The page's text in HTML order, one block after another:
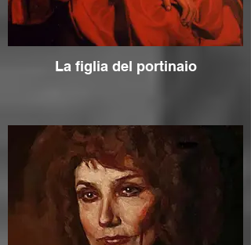
La figlia del portinaio